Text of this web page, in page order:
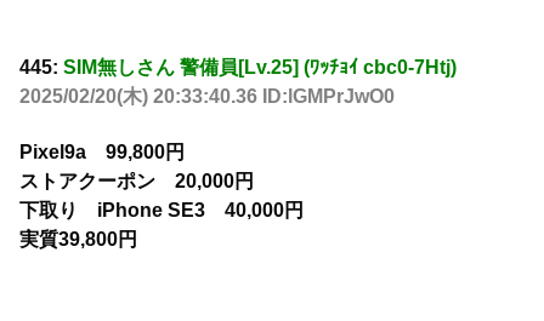
445: SIM無しさん 警備員[Lv.25] (ﾜｯﾁｮｲ cbc0-7Htj)
2025/02/20(木) 20:33:40.36 ID:lGMPrJwO0
Pixel9a 99,800円
ストアクーポン 20,000円
下取り iPhone SE3 40,000円
実質39,800円